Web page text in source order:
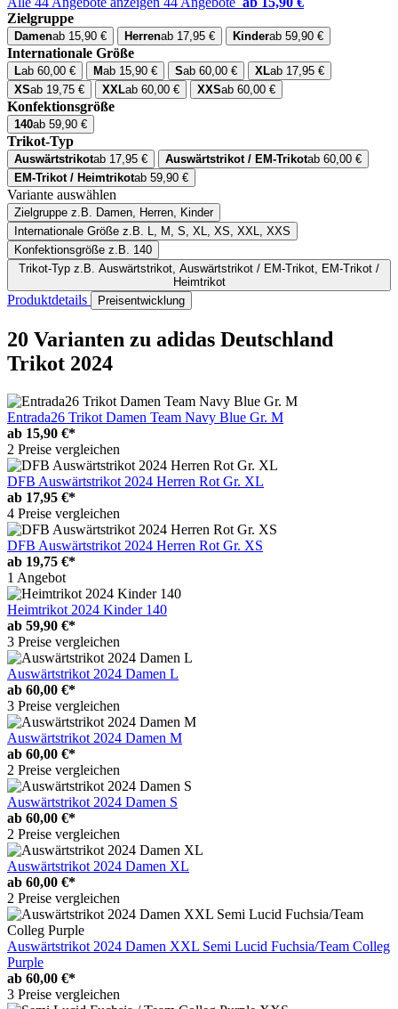
Zielgruppe
Damenab 15,90 € Herrenab 17,95 € Kinderab 59,90 €
Internationale Größe
Lab 60,00 € Mab 15,90 € Sab 60,00 € XLab 17,95 €
XSab 19,75 € XXLab 60,00 € XXSab 60,00 €
Konfektionsgröße
140ab 59,90 €
Trikot-Typ
Auswärtstrikotab 17,95 € Auswärtstrikot / EM-Trikotab 60,00 €
EM-Trikot / Heimtrikotab 59,90 €
Variante auswählen
Zielgruppe z.B. Damen, Herren, Kinder
Internationale Größe z.B. L, M, S, XL, XS, XXL, XXS
Konfektionsgröße z.B. 140
Trikot-Typ
Heimtrikot
Produktdetails Preisentwicklung
20 Varianten zu adidas Deutschland
Trikot 2024
Entrada26 Trikot Damen Team Navy Blue Gr. M
ab 15,90 €*
2 Preise vergleichen
DFB Auswärtstrikot 2024 Herren Rot Gr. XL
ab 17,95 €*
4 Preise vergleichen
DFB Auswärtstrikot 2024 Herren Rot Gr. XS
ab 19,75 €*
1 Angebot
Heimtrikot 2024 Kinder 140
ab 59,90 €*
3 Preise vergleichen
Auswärtstrikot 2024 Damen L
ab 60,00 €*
3 Preise vergleichen
Auswärtstrikot 2024 Damen M
ab 60,00 €*
2 Preise vergleichen
Auswärtstrikot 2024 Damen S
ab 60,00 €*
2 Preise vergleichen
Auswärtstrikot 2024 Damen XL
ab 60,00 €*
2 Preise vergleichen
Auswärtstrikot 2024 Damen XXL Semi Lucid Fuchsia/Team Colleg
Purple
ab 60,00 €*
3 Preise vergleichen